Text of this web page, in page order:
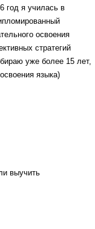
год я училась в
освоения
стратегий
уже более 15 лет,
языка)
выучить